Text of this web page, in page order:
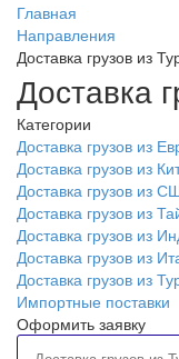
Главная
Направления
Доставка грузов из
Доставка
Категории
Доставка грузов из
Доставка грузов из
Доставка грузов из
Доставка грузов из
Доставка грузов из
Доставка грузов из
Доставка грузов из
Импортные поставки
Оформить заявку